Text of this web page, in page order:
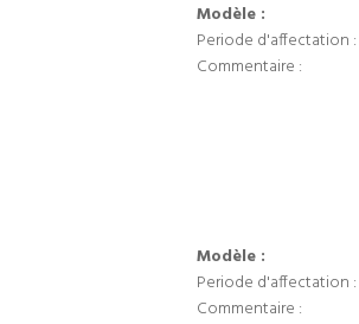
Modèle :
Periode d'affectation :
Commentaire :
Modèle :
Periode d'affectation :
Commentaire :